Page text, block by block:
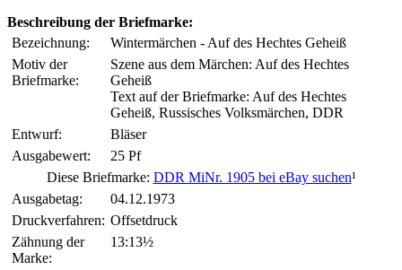
Beschreibung der Briefmarke:
Bezeichnung:
Wintermärchen - Auf des Hechtes Geheiß
Motiv der
Briefmarke:
Szene aus dem Märchen: Auf des Hechtes
Geheiß
Text auf der Briefmarke: Auf des Hechtes
Geheiß, Russisches Volksmärchen, DDR
Entwurf:
Bläser
Ausgabewert:
25 Pf
Diese Briefmarke: DDR MiNr. 1905 bei eBay suchen¹
Ausgabetag:
04.12.1973
Druckverfahren: Offsetdruck
Zähnung der
Marke:
13:13½